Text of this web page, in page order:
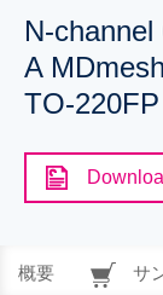
N-
A
TO-
概要 サ